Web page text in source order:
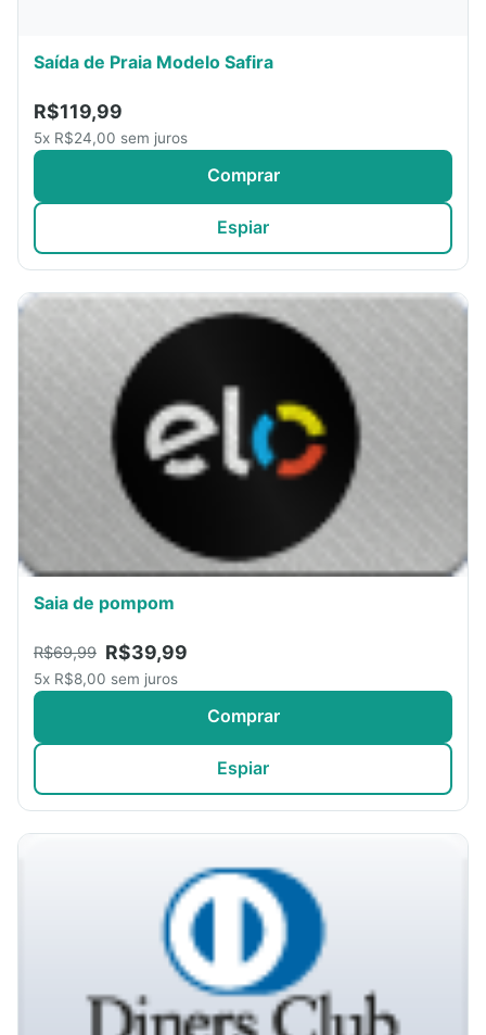
Saída de Praia Modelo Safira
R$119,99
5x R$24,00 sem juros
Comprar
Espiar
Saia de pompom
R$69,99 R$39,99
5x R$8,00 sem juros
Comprar
Espiar